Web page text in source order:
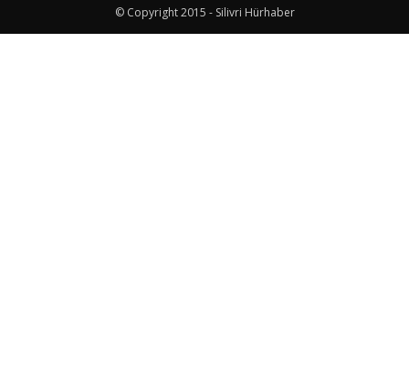
© Copyright 2015 - Silivri Hürhaber